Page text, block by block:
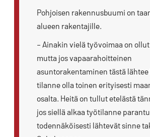
Pohjoisen rakennusbuumi on
alueen rakentajille.
– Ainakin vielä työvoimaa on
mutta jos vapaarahoitteinen
asuntorakentaminen tästä
tilanne olla toinen erityisesti
osalta. Heitä on tullut etelästä
jos siellä alkaa työtilanne
todennäköisesti lähtevät sinne